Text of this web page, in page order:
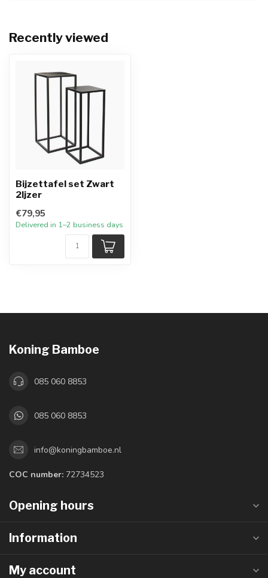
Recently viewed
Bijzettafel set Zwart
2Ijzer
€79,95
Delivered in 1–2 business days
Koning Bamboe
085 060 8853
085 060 8853
info@koningbamboe.nl
COC number: 72734523
Opening hours
Information
My account